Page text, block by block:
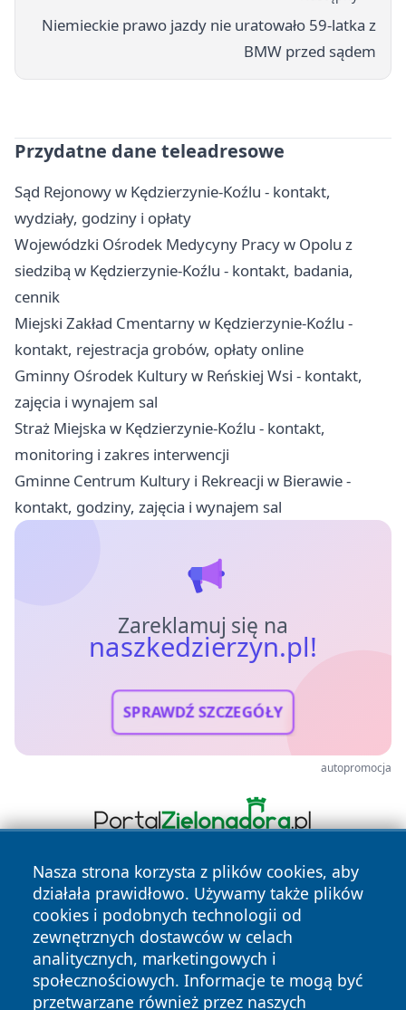
Niemieckie prawo jazdy nie uratowało 59-latka z
BMW przed sądem
Przydatne dane teleadresowe
Sąd Rejonowy w Kędzierzynie-Koźlu - kontakt,
wydziały, godziny i opłaty
Wojewódzki Ośrodek Medycyny Pracy w Opolu z
siedzibą w Kędzierzynie-Koźlu - kontakt, badania,
cennik
Miejski Zakład Cmentarny w Kędzierzynie-Koźlu -
kontakt, rejestracja grobów, opłaty online
Gminny Ośrodek Kultury w Reńskiej Wsi - kontakt,
zajęcia i wynajem sal
Straż Miejska w Kędzierzynie-Koźlu - kontakt,
monitoring i zakres interwencji
Gminne Centrum Kultury i Rekreacji w Bierawie -
kontakt, godziny, zajęcia i wynajem sal
Zareklamuj się na
naszkedzierzyn.pl!
SPRAWDŹ SZCZEGÓŁY
autopromocja
Nasza strona korzysta z plików cookies, aby
działała prawidłowo. Używamy także plików
cookies i podobnych technologii od
zewnętrznych dostawców w celach
analitycznych, marketingowych i
społecznościowych. Informacje te mogą być
przetwarzane również przez naszych
Copyright © 2026 naszkedzierzyn.pl Wszystkie prawa
zastrzeżone.